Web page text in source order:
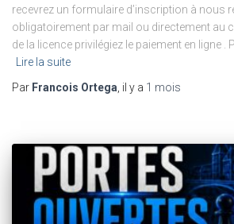
recevrez un formulaire d’inscription à nous
obligatoirement par mail ou directement au
de la licence privilégiez le paiement en ligne .
Lire la suite
Par Francois Ortega, il y a 1 mois